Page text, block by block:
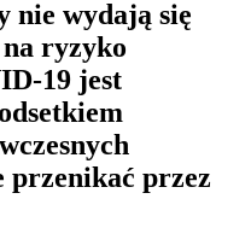
nie wydają się
ryzyko
19 jest
przenikać przez